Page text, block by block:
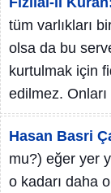
tüm varlıkları
olsa da bu
kurtulmak için
edilmez.
Hasan Basri
mu?) eğer yer
o kadarı daha